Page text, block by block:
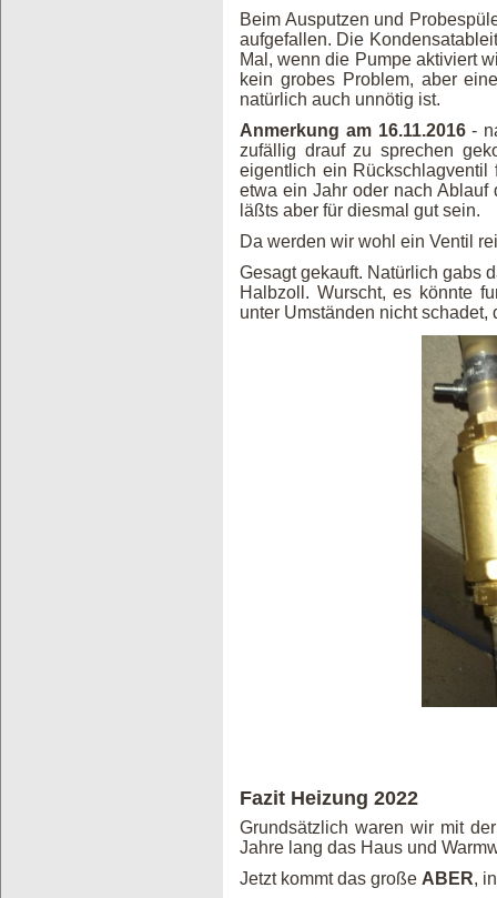
Beim Ausputzen und
aufgefallen. Die
Mal, wenn die Pumpe aktiviert
kein grobes Problem, aber
natürlich auch unnötig ist.
Anmerkung am 16.11.2016-
zufällig drauf zu sprechen
eigentlich ein Rückschlagventil
etwa ein Jahr oder nach Ablauf
läßts aber für diesmal gut sein.
Da werden wir wohl ein Ventil
Gesagt gekauft. Natürlich gabs
Halbzoll. Wurscht, es könnte
unter Umständen nicht
Fazit Heizung 2022
Grundsätzlich waren wir mit
Jahre lang das Haus und
Jetzt kommt das große ABER,